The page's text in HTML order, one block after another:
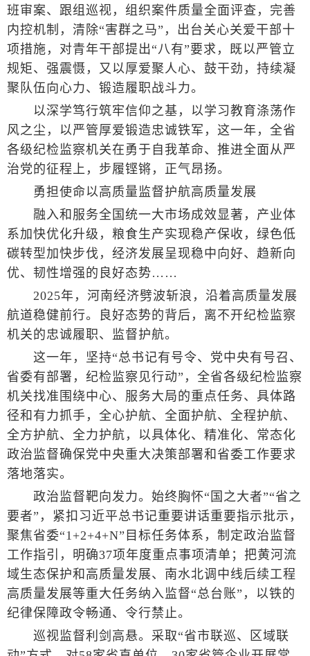
班审案、跟组巡视，组织案件质量全面评查，完善
内控机制，清除“害群之马”，出台关心关爱干部十
项措施，对青年干部提出“八有”要求，既以严管立
规矩、强震慑，又以厚爱聚人心、鼓干劲，持续凝
聚队伍向心力、锻造履职战斗力。
以深学笃行筑牢信仰之基，以学习教育涤荡作
风之尘，以严管厚爱锻造忠诚铁军，这一年，全省
各级纪检监察机关在勇于自我革命、推进全面从严
治党的征程上，步履铿锵，正气昂扬。
勇担使命以高质量监督护航高质量发展
融入和服务全国统一大市场成效显著，产业体
系加快优化升级，粮食生产实现稳产保收，绿色低
碳转型加快步伐，经济发展呈现稳中向好、趋新向
优、韧性增强的良好态势……
2025年，河南经济劈波斩浪，沿着高质量发展
航道稳健前行。良好态势的背后，离不开纪检监察
机关的忠诚履职、监督护航。
这一年，坚持“总书记有号令、党中央有号召、
省委有部署，纪检监察见行动”，全省各级纪检监察
机关找准围绕中心、服务大局的重点任务、具体路
径和有力抓手，全心护航、全面护航、全程护航、
全方护航、全力护航，以具体化、精准化、常态化
政治监督确保党中央重大决策部署和省委工作要求
落地落实。
政治监督靶向发力。始终胸怀“国之大者”“省之
要者”，紧扣习近平总书记重要讲话重要指示批示，
聚焦省委“1+2+4+N”目标任务体系，制定政治监督
工作指引，明确37项年度重点事项清单；把黄河流
域生态保护和高质量发展、南水北调中线后续工程
高质量发展等重大任务纳入监督“总台账”，以铁的
纪律保障政令畅通、令行禁止。
巡视监督利剑高悬。采取“省市联巡、区域联